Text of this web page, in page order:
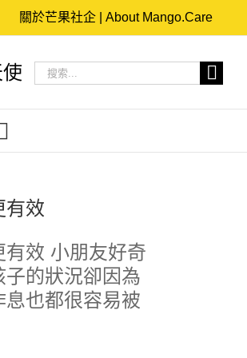
關於芒果社企 | About Mango.Care
搜
有效
效 小朋友好奇
的狀況卻因為
也都很容易被